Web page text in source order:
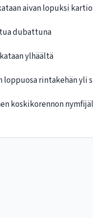
aivan lopuksi
dubattuna
ylhäältä
rintakehän yli
koskikorennon